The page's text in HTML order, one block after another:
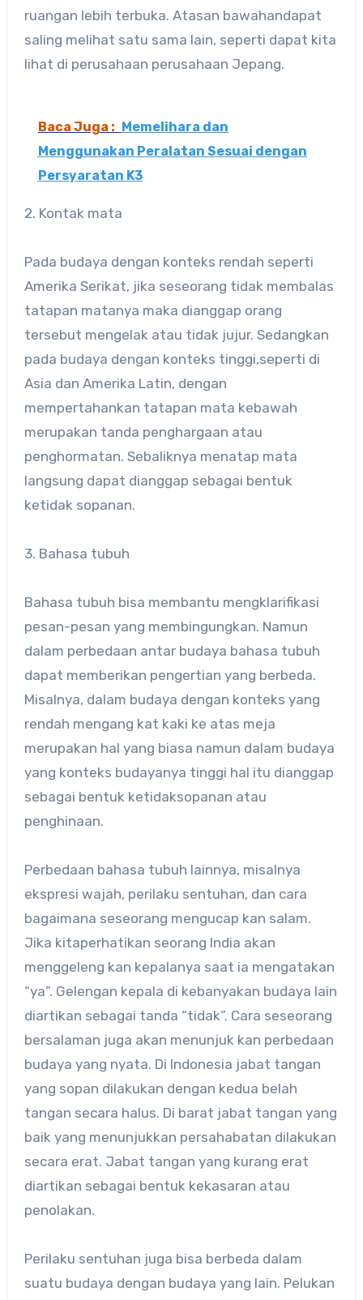
ruangan lebih terbuka. Atasan bawahandapat
saling melihat satu sama lain, seperti dapat kita
lihat di perusahaan perusahaan Jepang.
Baca Juga : Memelihara dan
Menggunakan Peralatan Sesuai dengan
Persyaratan K3
2. Kontak mata
Pada budaya dengan konteks rendah seperti
Amerika Serikat, jika seseorang tidak membalas
tatapan matanya maka dianggap orang
tersebut mengelak atau tidak jujur. Sedangkan
pada budaya dengan konteks tinggi,seperti di
Asia dan Amerika Latin, dengan
mempertahankan tatapan mata kebawah
merupakan tanda penghargaan atau
penghormatan. Sebaliknya menatap mata
langsung dapat dianggap sebagai bentuk
ketidak sopanan.
3. Bahasa tubuh
Bahasa tubuh bisa membantu mengklarifikasi
pesan-pesan yang membingungkan. Namun
dalam perbedaan antar budaya bahasa tubuh
dapat memberikan pengertian yang berbeda.
Misalnya, dalam budaya dengan konteks yang
rendah mengang kat kaki ke atas meja
merupakan hal yang biasa namun dalam budaya
yang konteks budayanya tinggi hal itu dianggap
sebagai bentuk ketidaksopanan atau
penghinaan.
Perbedaan bahasa tubuh lainnya, misalnya
ekspresi wajah, perilaku sentuhan, dan cara
bagaimana seseorang mengucap kan salam.
Jika kitaperhatikan seorang India akan
menggeleng kan kepalanya saat ia mengatakan
“ya”. Gelengan kepala di kebanyakan budaya lain
diartikan sebagai tanda “tidak”. Cara seseorang
bersalaman juga akan menunjuk kan perbedaan
budaya yang nyata. Di Indonesia jabat tangan
yang sopan dilakukan dengan kedua belah
tangan secara halus. Di barat jabat tangan yang
baik yang menunjukkan persahabatan dilakukan
secara erat. Jabat tangan yang kurang erat
diartikan sebagai bentuk kekasaran atau
penolakan.
Perilaku sentuhan juga bisa berbeda dalam
suatu budaya dengan budaya yang lain. Pelukan